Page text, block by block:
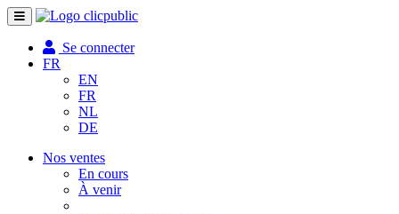
Toggle
navigation
Se connecter
FR
EN
FR
NL
DE
Nos ventes
En cours
À venir